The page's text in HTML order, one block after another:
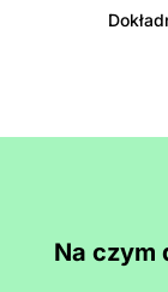
Na czym